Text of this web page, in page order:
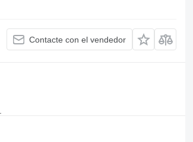
Contacte con el vendedor